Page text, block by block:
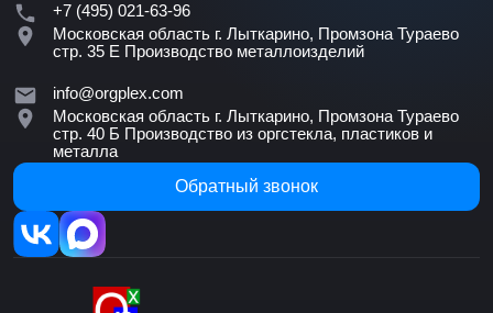
+7 (495) 021-63-96
Московская область г. Лыткарино, Промзона Тураево
стр. 35 Е Производство металлоизделий
info@orgplex.com
Московская область г. Лыткарино, Промзона Тураево
стр. 40 Б Производство из оргстекла, пластиков и
металла
Обратный звонок